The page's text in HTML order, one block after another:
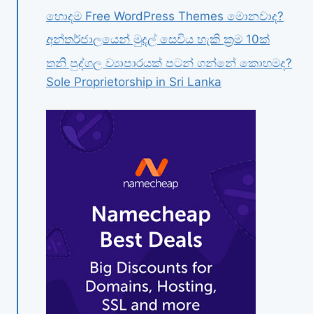
හොදම Free WordPress Themes මොනවාද?
අන්තර්ජාලයෙන් මුදල් සෙවිය හැකි ක්‍රම 10ක්
තනි පුද්ගල ව්‍යාපාරයක් පටන් ගන්නේ කොහමද?
Sole Proprietorship in Sri Lanka